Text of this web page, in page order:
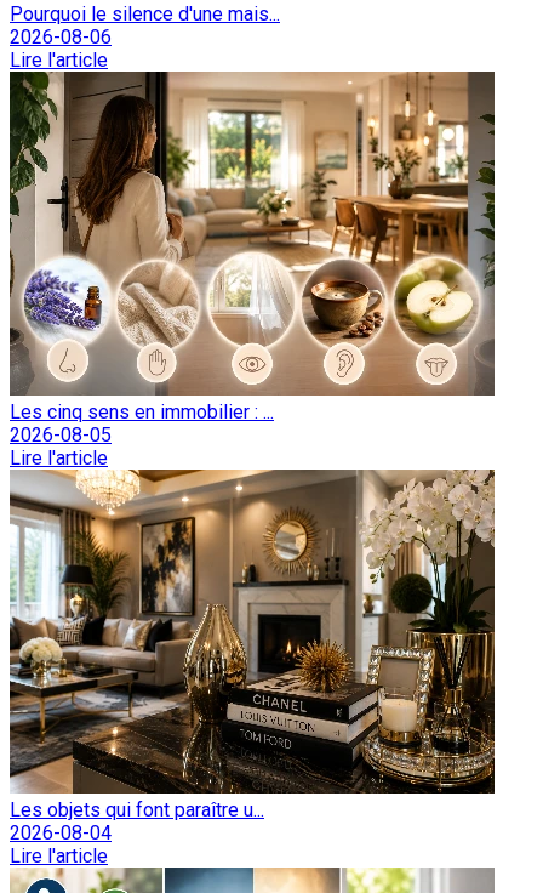
Pourquoi le silence d'une mais...
2026-08-06
Lire l'article
Les cinq sens en immobilier : ...
2026-08-05
Lire l'article
Les objets qui font paraître u...
2026-08-04
Lire l'article